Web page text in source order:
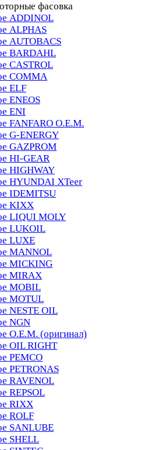
фасовка
ADDINOL
ALPHAS
AUTOBACS
BARDAHL
CASTROL
COMMA
ELF
ENEOS
ENI
FANFARO O.E.M.
G-ENERGY
GAZPROM
HI-GEAR
HIGHWAY
HYUNDAI XTeer
IDEMITSU
KIXX
LIQUI MOLY
LUKOIL
LUXE
MANNOL
MICKING
MIRAX
MOBIL
MOTUL
NESTE OIL
NGN
O.E.M. (оригинал)
OIL RIGHT
PEMCO
PETRONAS
RAVENOL
REPSOL
RIXX
ROLF
SANLUBE
SHELL